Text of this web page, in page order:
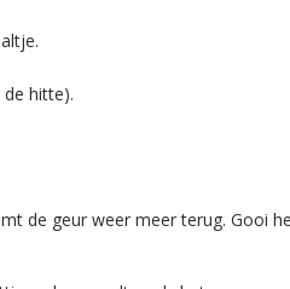
hitte).
de geur weer meer terug. Gooi